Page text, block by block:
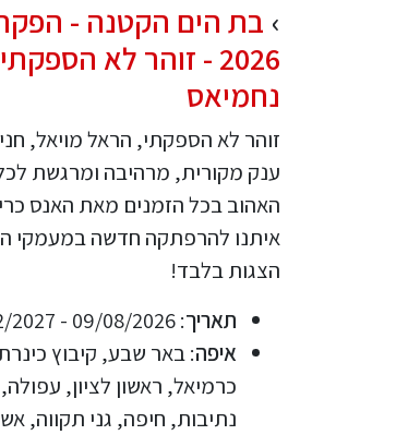
בת הים הקטנה -
2026 - זוהר לא
נחמיאס
זוהר לא הספקתי, הראל מויאל,
ענק מקורית, מרהיבה ומרגשת
האהוב בכל הזמנים מאת האנס
הצגות בלבד!
תאריך: 09/08/2026 - 21/02/2027
איפה: באר שבע, קיבוץ
כרמיאל, ראשון לציון,
נתיבות, חיפה, גני תקווה,